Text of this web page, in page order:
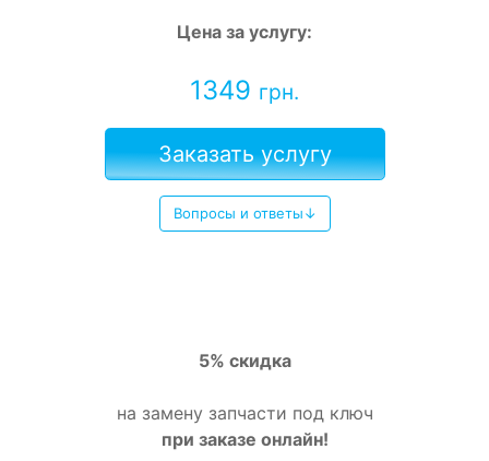
Цена за услугу:
1349 грн.
Заказать услугу
Вопросы и ответы↓
5% скидка
на замену запчасти под ключ
при заказе онлайн!